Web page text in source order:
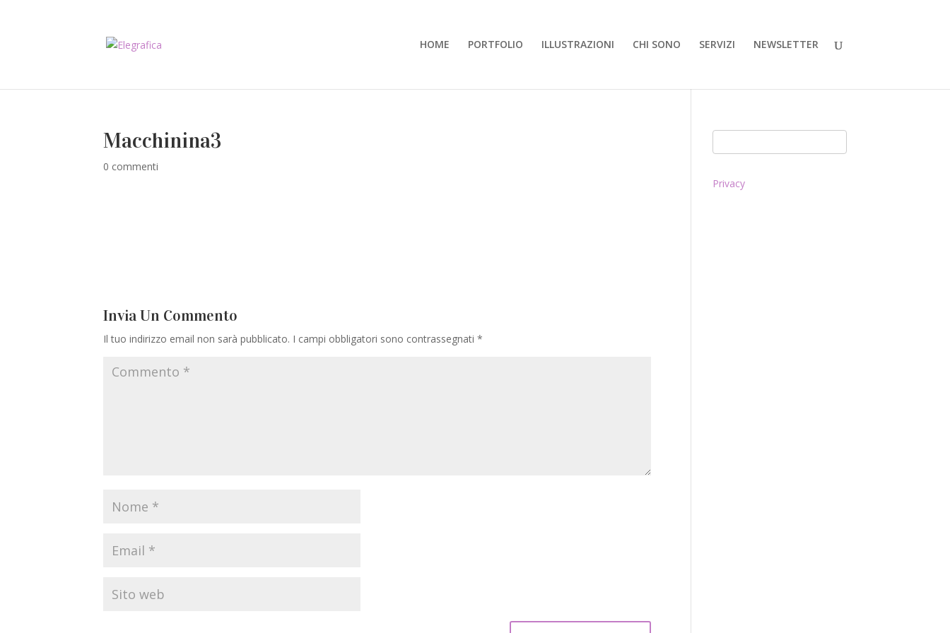
HOME PORTFOLIO ILLUSTRAZIONI CHI SONO SERVIZI NEWSLETTER
Macchinina3
0 commenti
Invia Un Commento
Il tuo indirizzo email non sarà pubblicato. I campi obbligatori sono contrassegnati *
Privacy